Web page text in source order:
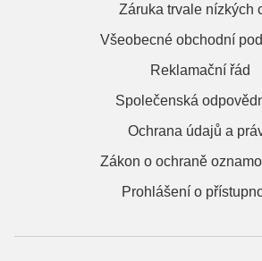
Záruka trvale nízkých
Všeobecné obchodní
Reklamační řád
Společenská
Ochrana údajů a
Zákon o ochraně
Prohlášení o